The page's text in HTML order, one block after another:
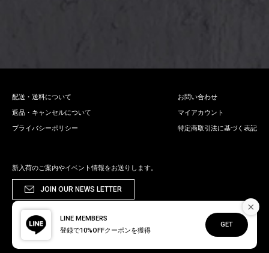
配送・送料について
返品・キャンセルについて
プライバシーポリシー
お問い合わせ
マイアカウント
特定商取引法に基づく表記
新入荷のご案内やイベント情報をお送りします。
JOIN OUR NEWS LETTER
×
LINE MEMBERS
登録で10%OFFクーポンを獲得
GET